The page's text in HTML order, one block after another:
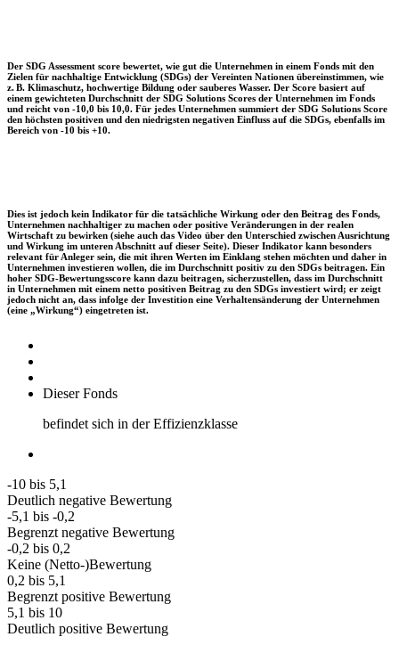
Der SDG Assessment score bewertet, wie gut die Unternehmen in einem Fonds mit den
Zielen für nachhaltige Entwicklung (SDGs) der Vereinten Nationen übereinstimmen, wie
z. B. Klimaschutz, hochwertige Bildung oder sauberes Wasser. Der Score basiert auf
einem gewichteten Durchschnitt der SDG Solutions Scores der Unternehmen im Fonds
und reicht von -10,0 bis 10,0. Für jedes Unternehmen summiert der SDG Solutions Score
den höchsten positiven und den niedrigsten negativen Einfluss auf die SDGs, ebenfalls im
Bereich von -10 bis +10.
Dies ist jedoch kein Indikator für die tatsächliche Wirkung oder den Beitrag des Fonds,
Unternehmen nachhaltiger zu machen oder positive Veränderungen in der realen
Wirtschaft zu bewirken (siehe auch das Video über den Unterschied zwischen Ausrichtung
und Wirkung im unteren Abschnitt auf dieser Seite). Dieser Indikator kann besonders
relevant für Anleger sein, die mit ihren Werten im Einklang stehen möchten und daher in
Unternehmen investieren wollen, die im Durchschnitt positiv zu den SDGs beitragen. Ein
hoher SDG-Bewertungsscore kann dazu beitragen, sicherzustellen, dass im Durchschnitt
in Unternehmen mit einem netto positiven Beitrag zu den SDGs investiert wird; er zeigt
jedoch nicht an, dass infolge der Investition eine Verhaltensänderung der Unternehmen
(eine „Wirkung“) eingetreten ist.
Dieser Fonds
befindet sich in der Effizienzklasse
-10 bis 5,1
Deutlich negative Bewertung
-5,1 bis -0,2
Begrenzt negative Bewertung
-0,2 bis 0,2
Keine (Netto-)Bewertung
0,2 bis 5,1
Begrenzt positive Bewertung
5,1 bis 10
Deutlich positive Bewertung